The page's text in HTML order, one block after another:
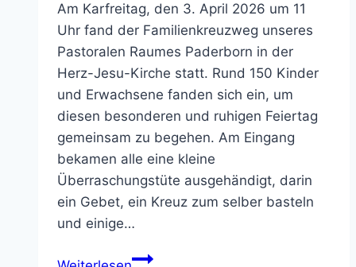
Am Karfreitag, den 3. April 2026 um 11
Uhr fand der Familienkreuzweg unseres
Pastoralen Raumes Paderborn in der
Herz-Jesu-Kirche statt. Rund 150 Kinder
und Erwachsene fanden sich ein, um
diesen besonderen und ruhigen Feiertag
gemeinsam zu begehen. Am Eingang
bekamen alle eine kleine
Überraschungstüte ausgehändigt, darin
ein Gebet, ein Kreuz zum selber basteln
und einige…
Familienkreuzweg